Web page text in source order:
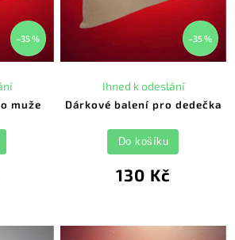
–35 %
muže
–35 %
Dárkové balení pro dedečka
Ihned k odeslání
130 Kč
Do košíku